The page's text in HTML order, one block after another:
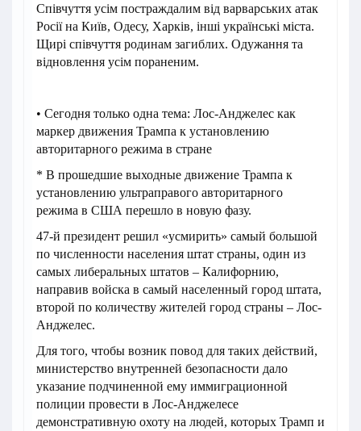
Співчуття усім постраждалим від варварських атак
Росії на Київ, Одесу, Харків, інші українські міста.
Щирі співчуття родинам загиблих. Одужання та
відновлення усім пораненим.
• Сегодня только одна тема: Лос-Анджелес как
маркер движения Трампа к установлению
авторитарного режима в стране
* В прошедшие выходные движение Трампа к
установлению ультраправого авторитарного
режима в США перешло в новую фазу.
47-й президент решил «усмирить» самый большой
по численности населения штат страны, один из
самых либеральных штатов – Калифорнию,
направив войска в самый населенный город штата,
второй по количеству жителей город страны – Лос-
Анджелес.
Для того, чтобы возник повод для таких действий,
министерство внутренней безопасности дало
указание подчиненной ему иммиграционной
полиции провести в Лос-Анджелесе
демонстративную охоту на людей, которых Трамп и